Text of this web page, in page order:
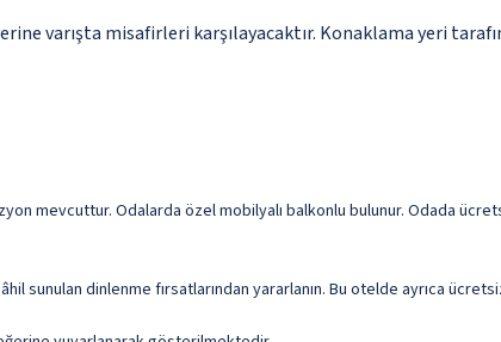
varışta misafirleri karşılayacaktır. Konaklama yeri
mevcuttur. Odalarda özel mobilyalı balkonlu bulunur. Odada
sunulan dinlenme fırsatlarından yararlanın. Bu otelde ayrıca